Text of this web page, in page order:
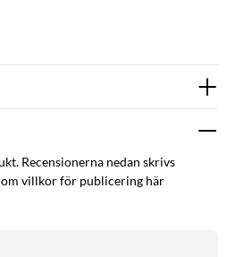
Recensionerna nedan skrivs
om villkor för publicering här